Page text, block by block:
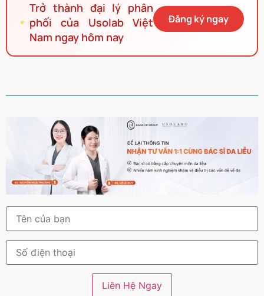
Trở thành đại lý phân
phối của Usolab Việt
Nam ngay hôm nay
Đăng ký ngay